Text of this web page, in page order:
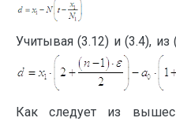
Учитывая (3.12) и (3.4),
Как следует из